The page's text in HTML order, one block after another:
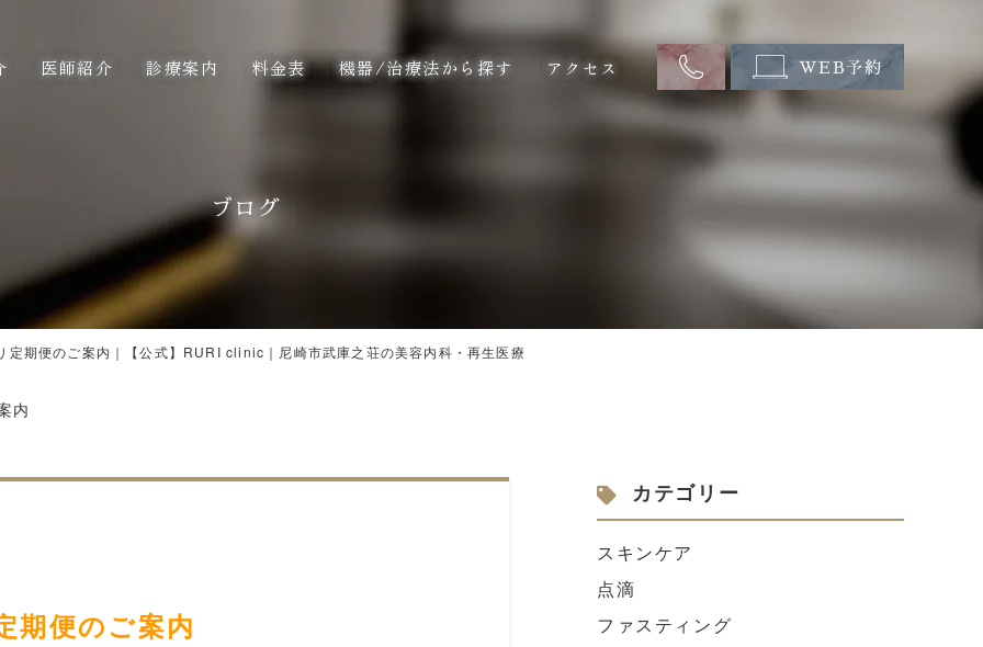
医師紹介 診療案内 料金表 機器/治療法から探す アクセス WEB予約
ブログ
定期便のご案内｜【公式】RURI clinic｜尼崎市武庫之荘の美容内科・再生医療
内
期便のご案内
カテゴリー
スキンケア
点滴
ファスティング